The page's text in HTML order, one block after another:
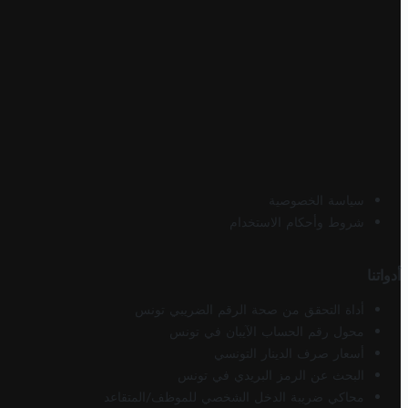
سياسة الخصوصية
شروط وأحكام الاستخدام
أدواتنا
أداة التحقق من صحة الرقم الضريبي تونس
محول رقم الحساب الآيبان في تونس
أسعار صرف الدينار التونسي
البحث عن الرمز البريدي في تونس
محاكي ضريبة الدخل الشخصي للموظف/المتقاعد